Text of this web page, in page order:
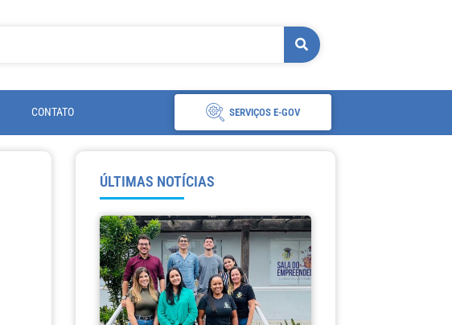
CONTATO SERVIÇOS E-GOV
ÚLTIMAS NOTÍCIAS